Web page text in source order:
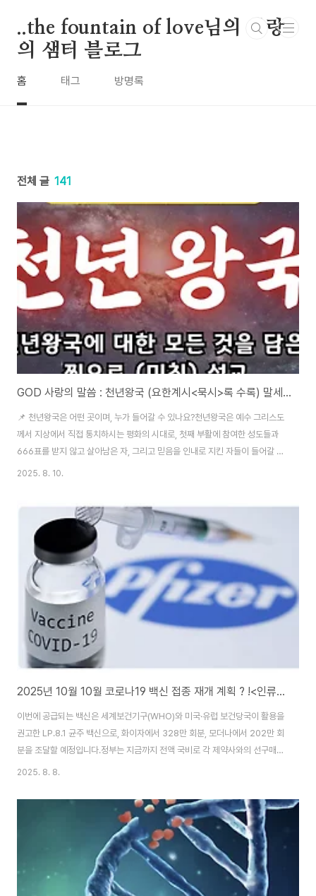
..the fountain of love님의 사랑
의 샘터 블로그
홈 태그 방명록
전체 글 141
GOD 사랑의 말씀 : 천년왕국 (요한계시<묵시>록 수록) 말세 2탄
📌 천년왕국은 어떤 곳이며, 누가 들어갈 수 있나요?천년왕국은 예수 그리스도
께서 지상에서 직접 통치하시는 평화의 시대로, 첫째 부활에 참여한 성도들과
666표를 받지 않고 살아남은 자, 그리고 믿음을 인내로 지킨 자들이 들어갈 수
있습니다. 💡 천년왕국에 들어가는 자들의 세 가지 부류는 무엇인가요?첫째 부
죽을 수 있는 일반인믿음을 인내로 지킨 자: 예수 그리스도의 이름 때문에 순교
하거나 끝까지 믿음을 지킨 자 이 설교는 천년왕국에 대한 성경적 이해를 깊이
있게 다루며, 단순히 미래의 사건을 나열하는 것을 넘어 현재 우리의 신앙생활
에 어떤 의미..
2025. 8. 10.
2025년 10월 10월 코로나19 백신 접종 재개 계획 ? !<인류생명단축2>
이번에 공급되는 백신은 세계보건기구(WHO)와 미국·유럽 보건당국이 활용을
권고한 LP.8.1 균주 백신으로, 화이자에서 328만 회분, 모더나에서 202만 회
분을 조달할 예정입니다.정부는 지금까지 전액 국비로 각 제약사와의 선구매
방식으로 코로나19 백신을 들여왔는데, 올해부터는 기존 국가예방접종사업 체
을 체결했습니다.이에 따라 기존에는 정부 위탁업체가 일괄 진행했던 백신 보
관과 유통도 올해부터 조달계약업체가 담당합니다.질병청은 백신 폐기를 최소
화하기 위해 사업기간 중 유효기간이 도래하는 백신은 교환을 통해 접종기간
중 계속 활용할 수 있게 했고, 사업 종료 후 남은 백신은 계약물량의 5% 범위
내에서 반품할 수 있도록 했습니다.임승..
2025. 8. 8.